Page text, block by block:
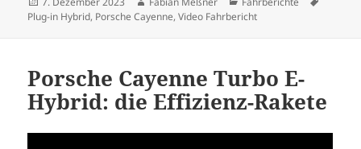
am
Plug-in Hybrid, Porsche Cayenne,Video Fahrbericht
Porsche Cayenne Turbo E-
Hybrid: die Effizienz-Rakete